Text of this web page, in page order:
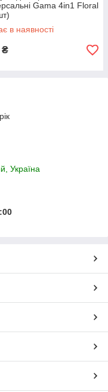
Gama 4in1 Floral
в наявності
₴
Україна